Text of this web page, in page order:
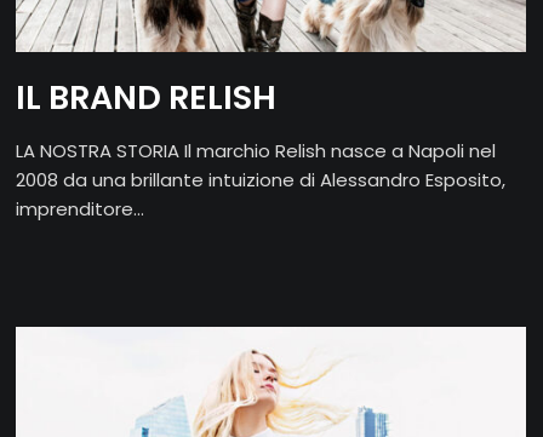
IL BRAND RELISH
LA NOSTRA STORIA Il marchio Relish nasce a Napoli nel
2008 da una brillante intuizione di Ales­sandro Esposito,
imprenditore...